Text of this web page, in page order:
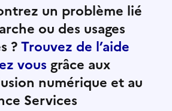
un problème lié
ou des usages
?Trouvez de l’aide
vous grâce aux
numérique et au
Services